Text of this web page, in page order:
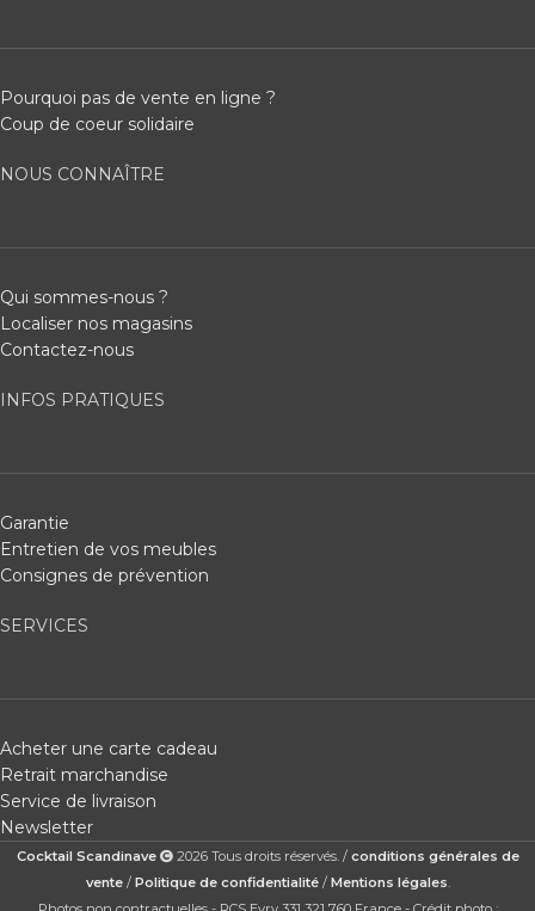
Pourquoi pas de vente en ligne ?
Coup de coeur solidaire
NOUS CONNAÎTRE
Qui sommes-nous ?
Localiser nos magasins
Contactez-nous
INFOS PRATIQUES
Garantie
Entretien de vos meubles
Consignes de prévention
SERVICES
Acheter une carte cadeau
Retrait marchandise
Service de livraison
Newsletter
Cocktail Scandinave 2026 Tous droits réservés. / conditions générales de
vente/ Politique de confidentialité/ Mentions légales